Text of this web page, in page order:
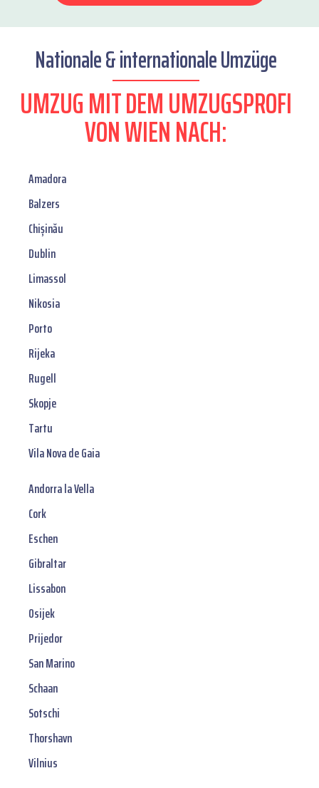
Nationale & internationale Umzüge
UMZUG MIT DEM UMZUGSPROFI
VON WIEN NACH:
Amadora
Balzers
Chișinău
Dublin
Limassol
Nikosia
Porto
Rijeka
Rugell
Skopje
Tartu
Vila Nova de Gaia
Andorra la Vella
Cork
Eschen
Gibraltar
Lissabon
Osijek
Prijedor
San Marino
Schaan
Sotschi
Thorshavn
Vilnius